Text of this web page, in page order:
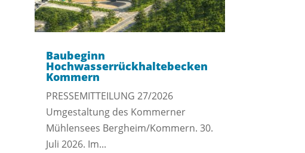
Baubeginn
Hochwasserrückhaltebecken
Kommern
PRESSEMITTEILUNG 27/2026
Umgestaltung des Kommerner
Mühlensees Bergheim/Kommern. 30.
Juli 2026. Im...